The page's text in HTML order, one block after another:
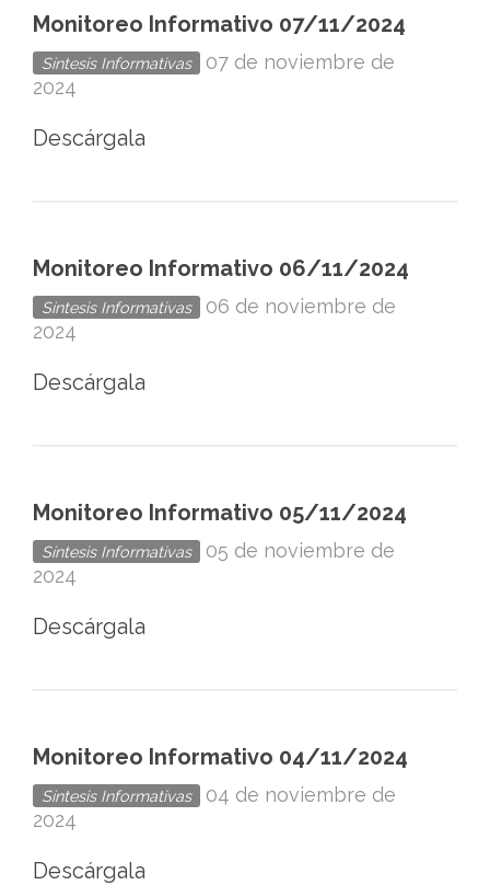
Monitoreo Informativo 07/11/2024
Síntesis Informativas
07 de noviembre de
2024
Descárgala
Monitoreo Informativo 06/11/2024
Síntesis Informativas
06 de noviembre de
2024
Descárgala
Monitoreo Informativo 05/11/2024
Síntesis Informativas
05 de noviembre de
2024
Descárgala
Monitoreo Informativo 04/11/2024
Síntesis Informativas
04 de noviembre de
2024
Descárgala